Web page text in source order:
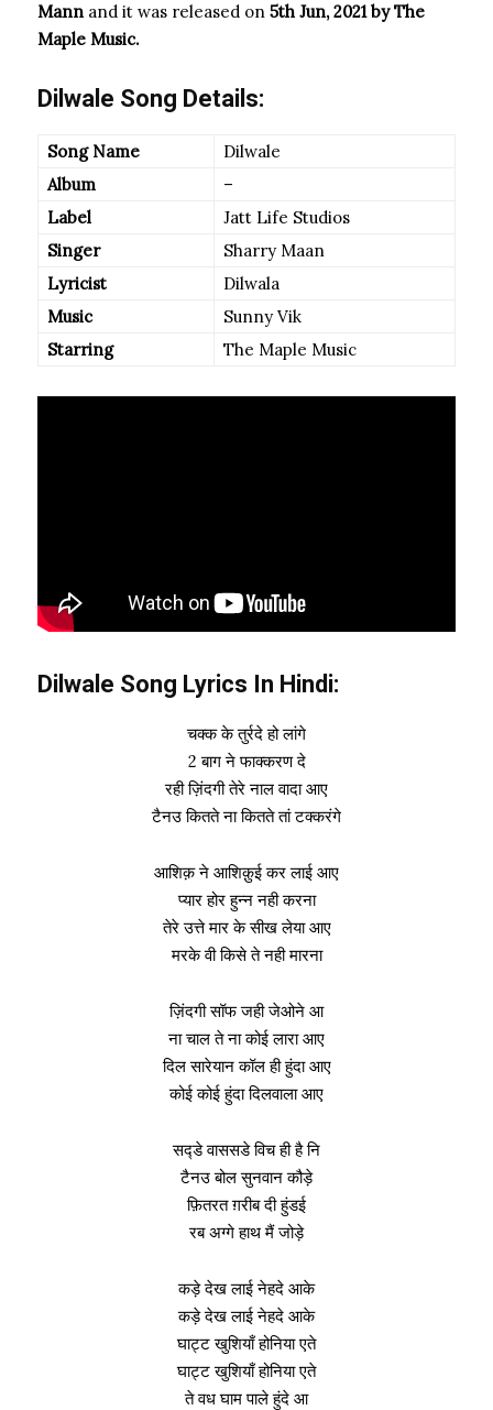
Mann and it was released on 5th Jun, 2021 by The
Maple Music.
Dilwale Song Details:
Song Name
Dilwale
Album
–
Label
Jatt Life Studios
Singer
Sharry Maan
Lyricist
Dilwala
Music
Sunny Vik
Starring
The Maple Music
Dilwale Song Lyrics In Hindi:
चक्क के तुर्रदे हो लांगे
2 बाग ने फाक्करण दे
रही ज़िंदगी तेरे नाल वादा आए
टैनउ कितते ना कितते तां टक्करंगे
आशिक़ ने आशिक़ुई कर लाई आए
प्यार होर हुन्न नही करना
तेरे उत्ते मार के सीख लेया आए
मरके वी किसे ते नही मारना
ज़िंदगी सॉफ जही जेओने आ
ना चाल ते ना कोई लारा आए
दिल सारेयान कॉल ही हुंदा आए
कोई कोई हुंदा दिलवाला आए
सद्डे वाससडे विच ही है नि
टैनउ बोल सुनवान कौड़े
फ़ितरत ग़रीब दी हुंडई
रब अग्गे हाथ मैं जोड़े
कड़े देख लाई नेहदे आके
कड़े देख लाई नेहदे आके
घाट्ट खुशियाँ होनिया एते
घाट्ट खुशियाँ होनिया एते
ते वध घाम पाले हुंदे आ